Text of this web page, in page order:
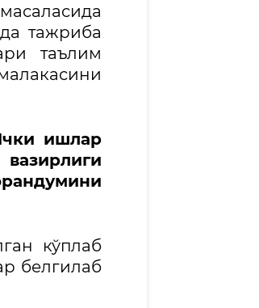
тажриба
таълим
ишлар
кўплаб
белгилаб